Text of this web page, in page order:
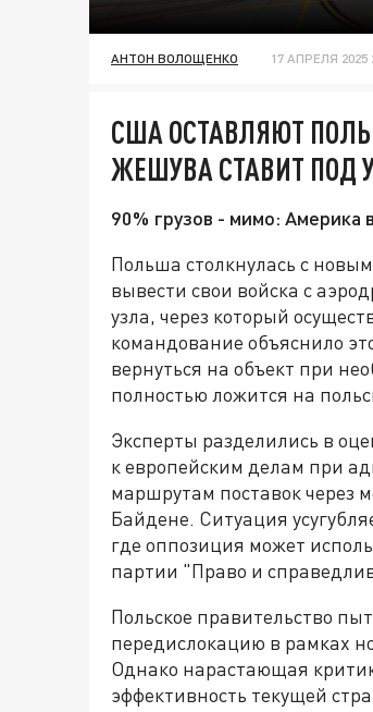
АНТОН ВОЛОЩЕНКО 17 АПРЕЛЯ 2025
США ОСТАВЛЯЮТ
ЖЕШУВА СТАВИТ ПОД
90% грузов - мимо: Америка
Польша столкнулась с
вывести свои войска с
узла, через который
командование объяснило
вернуться на объект при
полностью ложится на
Эксперты разделились в
к европейским делам при
маршрутам поставок через
Байдене. Ситуация
где оппозиция может
партии "Право и
Польское правительство
передислокацию в рамках
Однако нарастающая
эффективность текущей